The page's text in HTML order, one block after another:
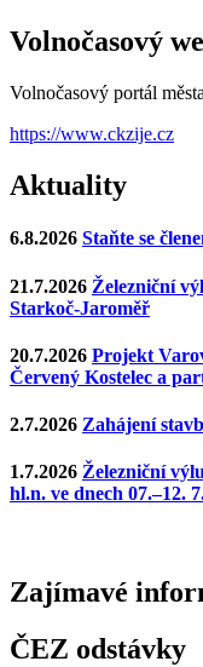
Volnočasový
Volnočasový portál
https://www.ckzije.cz
Aktuality
6.8.2026 Staňte se
21.7.2026 Železniční
Starkoč-Jaroměř
20.7.2026 Projekt
Červený Kostelec a
2.7.2026 Zahájení
1.7.2026 Železniční
hl.n. ve dnech 07.–12.
Zajímavé
ČEZ odstávky